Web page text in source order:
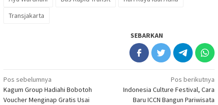
Transjakarta
SEBARKAN
Navigasi
pos
Pos sebelumnya
Kagum Group Hadiahi Bobotoh
Voucher Menginap Gratis Usai
Pos berikutnya
Indonesia Culture Festival, Cara
Baru ICCN Bangun Pariwisata